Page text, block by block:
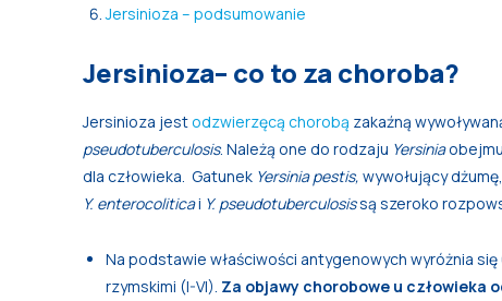
Jersinioza – podsumowanie
Jersinioza– co to za choroba?
Jersinioza jestodzwierzęcą chorobą zakaźną
pseudotuberculosis. Należą one do rodzaju Yersinia
dla człowieka. Gatunek Yersinia pestis, wywołujący
Y. enterocoliticai Y. pseudotuberculosissą szeroko
Na podstawie właściwości antygenowych wyróżnia
rzymskimi (I-VI). Za objawy chorobowe u człowieka